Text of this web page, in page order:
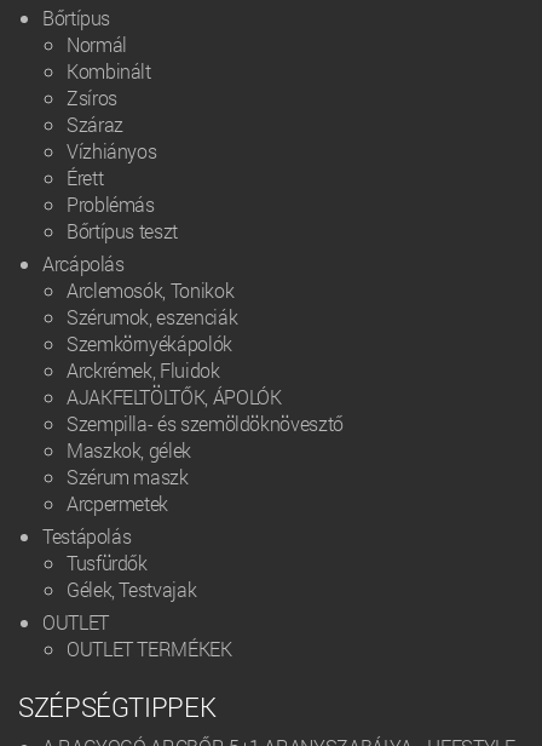
Bőrtípus
Normál
Kombinált
Zsíros
Száraz
Vízhiányos
Érett
Problémás
Bőrtípus teszt
Arcápolás
Arclemosók, Tonikok
Szérumok, eszenciák
Szemkörnyékápolók
Arckrémek, Fluidok
AJAKFELTÖLTŐK, ÁPOLÓK
Szempilla- és szemöldöknövesztő
Maszkok, gélek
Szérum maszk
Arcpermetek
Testápolás
Tusfürdők
Gélek, Testvajak
OUTLET
OUTLET TERMÉKEK
SZÉPSÉGTIPPEK